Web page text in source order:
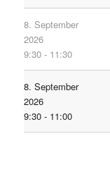
8. September
2026
9:30 - 11:30
8. September
2026
9:30 - 11:00